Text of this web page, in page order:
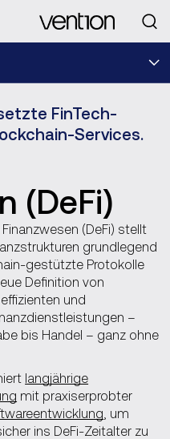
FinTech-
Services.
(DeFi)
(DeFi) stellt
grundlegend
Protokolle
Definition von
und
–
bis Handel – ganz ohne
langjährige
mit praxiserprobter
, um
ins DeFi‑Zeitalter zu